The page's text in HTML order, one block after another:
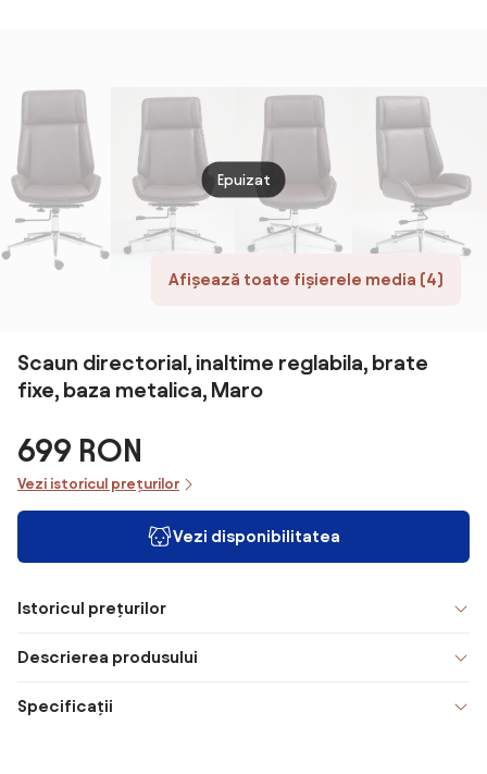
material textil
premium, Bej
Afișează toate fișierele media (4)
Epuizat
Scaun directorial, inaltime reglabila, brate
fixe, baza metalica, Maro
699 RON
Vezi istoricul prețurilor
Vezi disponibilitatea
Istoricul prețurilor
Descrierea produsului
Specificații